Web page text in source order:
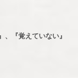
、『覚えていない』